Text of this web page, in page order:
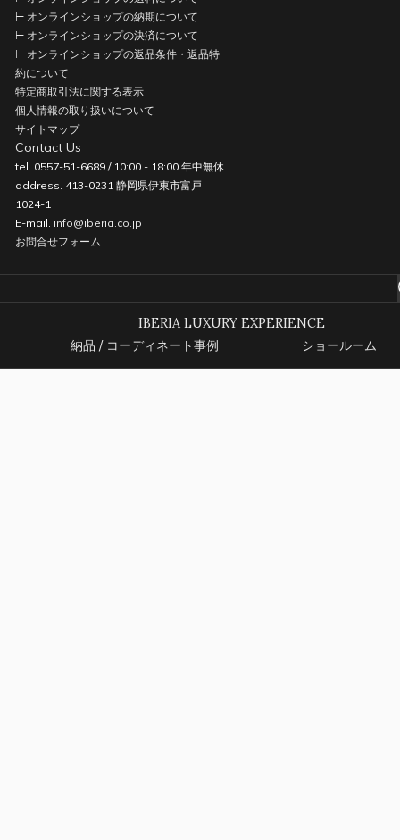
⊢ オンラインショップの納期について
⊢ オンラインショップの決済について
⊢ オンラインショップの返品条件・返品特
約について
特定商取引法に関する表示
個人情報の取り扱いについて
サイトマップ
Contact Us
tel. 0557-51-6689 / 10:00 - 18:00 年中無休
address. 413-0231 静岡県伊東市富戸
1024-1
E-mail. info@iberia.co.jp
お問合せフォーム
IBERIA LUXURY EXPERIENCE
納品 / コーディネート事例
ショールーム